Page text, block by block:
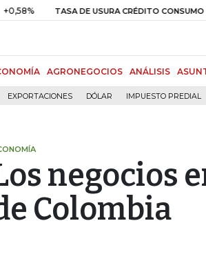
TASA DE USURA CRÉDITO CONSUMO
AGRONEGOCIOS ANÁLISIS
EXPORTACIONES DÓLAR IMPUESTO PREDIAL
negocios
Colombia